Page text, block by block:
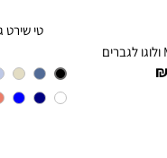
טי שירט